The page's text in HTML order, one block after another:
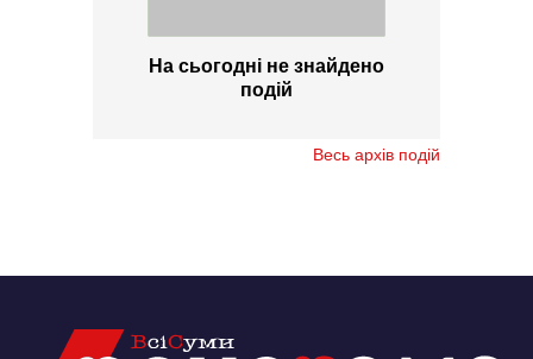
На сьогодні не знайдено
подій
Весь архів подій